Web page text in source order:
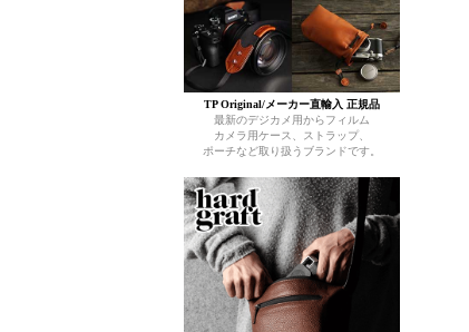
TP Original/メーカー直輸入 正規品
最新のデジカメ用からフィルム
カメラ用ケース、ストラップ、
ポーチなど取り扱うブランドです。